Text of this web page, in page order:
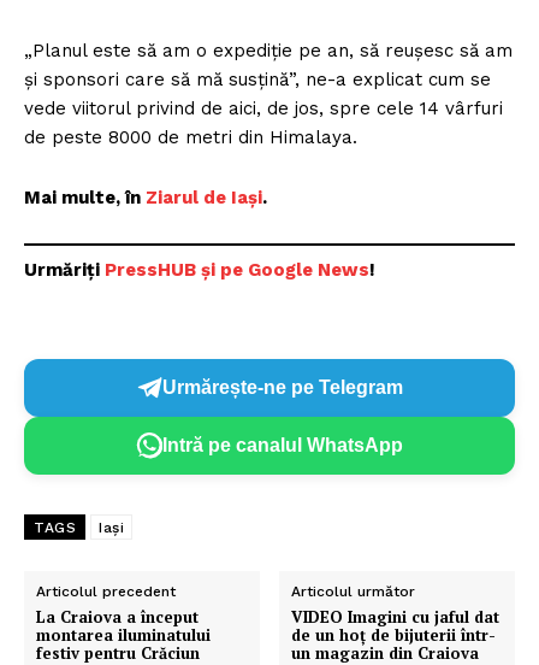
„Planul este să am o expediție pe an, să reușesc să am
și sponsori care să mă susțină”, ne-a explicat cum se
vede viitorul privind de aici, de jos, spre cele 14 vârfuri
de peste 8000 de metri din Himalaya.
Mai multe, în Ziarul de Iași.
Urmăriți PressHUB și pe Google News!
Urmărește-ne pe Telegram
Intră pe canalul WhatsApp
TAGS Iași
Articolul precedent
La Craiova a început
montarea iluminatului
festiv pentru Crăciun
Articolul următor
VIDEO Imagini cu jaful dat
de un hoț de bijuterii într-
un magazin din Craiova